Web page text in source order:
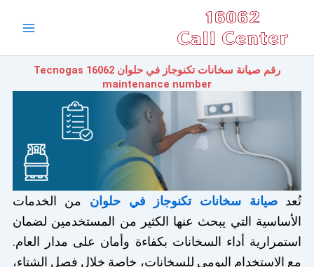
المحتوى
رقم صيانة سخانات تكنوجاز في حلوان 16062 Tecnogas
maintenance number
تُعدصيانة سخانات تكنوجاز في حلوان من الخدمات
الأساسية التي يبحث عنها الكثير من المستخدمين لضمان
استمرارية أداء السخانات بكفاءة وأمان على مدار العام.
مع الاستخدام اليومي للسخانات، خاصة خلال فصل الشتاء،